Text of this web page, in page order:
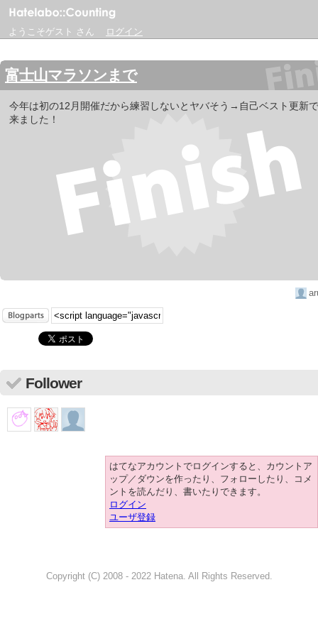
ようこそゲスト さん ログイン
富士山マラソンまで
今年は初の12月開催だから練習しないとヤバそう→自己ベスト更新
来ました！
Follower
はてなアカウントでログインすると、カウントア
ップ／ダウンを作ったり、フォローしたり、コメ
ントを読んだり、書いたりできます。
ログイン
ユーザ登録
Copyright (C) 2008 - 2022 Hatena. All Rights Reserved.